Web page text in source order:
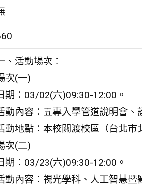
、活動場次：
次(一)
期：03/02(六)09:30-12:00。
動內容：五專入學管道說明會、
動地點：本校關渡校區（台北市
次(二)
期：03/23(六)09:30-12:00。
動內容：視光學科、人工智慧暨